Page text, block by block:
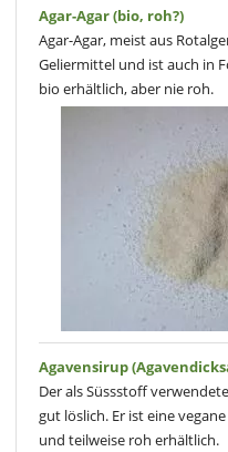
Agar-Agar (bio, roh?)
Agar-Agar, meist aus
Geliermittel und ist auch in
bio erhältlich, aber nie roh.
Agavensirup
Der als Süssstoff
gut löslich. Er ist eine
und teilweise roh erhältlich.